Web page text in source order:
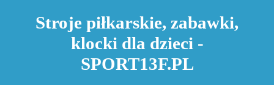
Stroje piłkarskie, zabawki,
klocki dla dzieci -
SPORT13F.PL